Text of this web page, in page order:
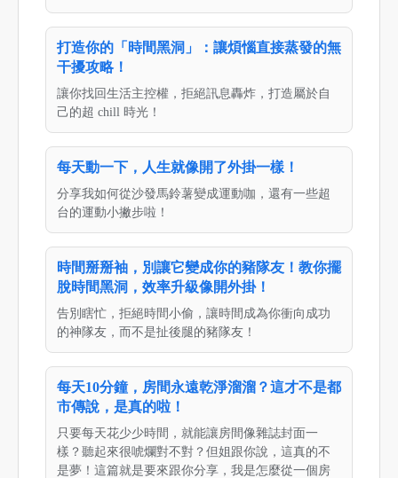
打造你的「時間黑洞」：讓煩惱直接蒸發的無
干擾攻略！
讓你找回生活主控權，拒絕訊息轟炸，打造屬於自
己的超 chill 時光！
每天動一下，人生就像開了外掛一樣！
分享我如何從沙發馬鈴薯變成運動咖，還有一些超
台的運動小撇步啦！
時間掰掰袖，別讓它變成你的豬隊友！教你擺
脫時間黑洞，效率升級像開外掛！
告別瞎忙，拒絕時間小偷，讓時間成為你衝向成功
的神隊友，而不是扯後腿的豬隊友！
每天10分鐘，房間永遠乾淨溜溜？這才不是都
市傳說，是真的啦！
只要每天花少少時間，就能讓房間像雜誌封面一
樣？聽起來很唬爛對不對？但姐跟你說，這真的不
是夢！這篇就是要來跟你分享，我是怎麼從一個房